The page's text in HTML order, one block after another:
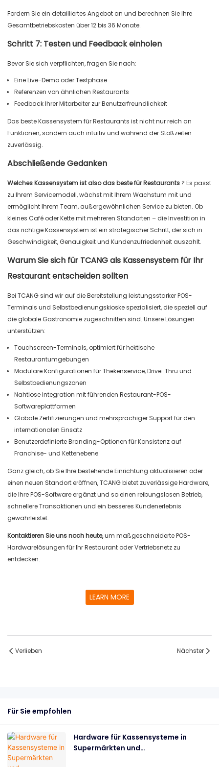
Fordern Sie ein detailliertes Angebot an und berechnen Sie Ihre
Gesamtbetriebskosten über 12 bis 36 Monate.
Schritt 7: Testen und Feedback einholen
Bevor Sie sich verpflichten, fragen Sie nach:
Eine Live-Demo oder Testphase
Referenzen von ähnlichen Restaurants
Feedback Ihrer Mitarbeiter zur Benutzerfreundlichkeit
Das beste Kassensystem für Restaurants ist nicht nur reich an
Funktionen, sondern auch intuitiv und während der Stoßzeiten
zuverlässig.
Abschließende Gedanken
Welches Kassensystem ist also das beste für Restaurants ? Es passt
zu Ihrem Servicemodell, wächst mit Ihrem Wachstum mit und
ermöglicht Ihrem Team, außergewöhnlichen Service zu bieten. Ob
kleines Café oder Kette mit mehreren Standorten – die Investition in
das richtige Kassensystem ist ein strategischer Schritt, der sich in
Geschwindigkeit, Genauigkeit und Kundenzufriedenheit auszahlt.
Warum Sie sich für TCANG als Kassensystem für Ihr
Restaurant entscheiden sollten
Bei TCANG sind wir auf die Bereitstellung leistungsstarker POS-
Terminals und Selbstbedienungskioske spezialisiert, die speziell auf
die globale Gastronomie zugeschnitten sind. Unsere Lösungen
unterstützen:
Touchscreen-Terminals, optimiert für hektische
Restaurantumgebungen
Modulare Konfigurationen für Thekenservice, Drive-Thru und
Selbstbedienungszonen
Nahtlose Integration mit führenden Restaurant-POS-
Softwareplattformen
Globale Zertifizierungen und mehrsprachiger Support für den
internationalen Einsatz
Benutzerdefinierte Branding-Optionen für Konsistenz auf
Franchise- und Kettenebene
Ganz gleich, ob Sie Ihre bestehende Einrichtung aktualisieren oder
einen neuen Standort eröffnen, TCANG bietet zuverlässige Hardware,
die Ihre POS-Software ergänzt und so einen reibungslosen Betrieb,
schnellere Transaktionen und ein besseres Kundenerlebnis
gewährleistet.
Kontaktieren Sie uns noch heute,um maßgeschneiderte POS-
Hardwarelösungen für Ihr Restaurant oder Vertriebsnetz zu
entdecken.
LEARN MORE
Verlieben Nächster
Für Sie empfohlen
Hardware für Kassensysteme in
Supermärkten und